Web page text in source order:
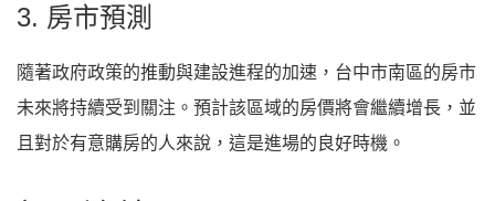
3. 房市預測
隨著政府政策的推動與建設進程的加速，台中市南區的房市
未來將持續受到關注。預計該區域的房價將會繼續增長，並
且對於有意購房的人來說，這是進場的良好時機。